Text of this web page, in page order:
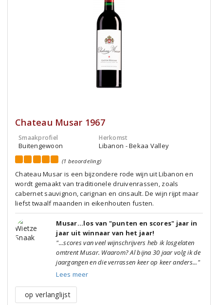
Chateau Musar 1967
Smaakprofiel
Buitengewoon
Herkomst
Libanon - Bekaa Valley
(1 beoordeling)
Chateau Musar is een bijzondere rode wijn uit Libanon en
wordt gemaakt van traditionele druivenrassen, zoals
cabernet sauvignon, carignan en cinsault. De wijn rijpt maar
liefst twaalf maanden in eikenhouten fusten.
Musar...los van "punten en scores" jaar in
jaar uit winnaar van het jaar!
"...scores van veel wijnschrijvers heb ik losgelaten
omtrent Musar. Waarom? Al bijna 30 jaar volg ik de
jaargangen en die verrassen keer op keer anders..."
Lees meer
op verlanglijst